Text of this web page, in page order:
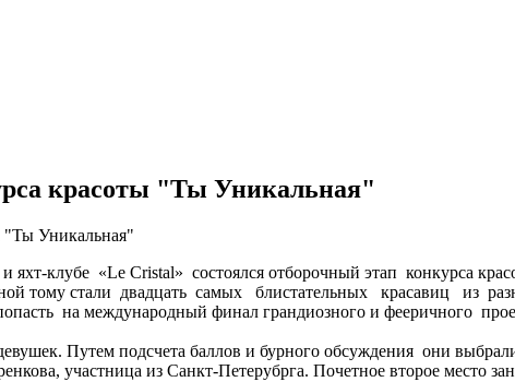
красоты "Ты Уникальная"
яхт-клубе «Le Cristal» состоялся отборочный этап конкурса
тому стали двадцать самых блистательных красавиц из
на международный финал грандиозного и фееричного
Путем подсчета баллов и бурного обсуждения они
участница из Санкт-Петерубрга. Почетное второе место